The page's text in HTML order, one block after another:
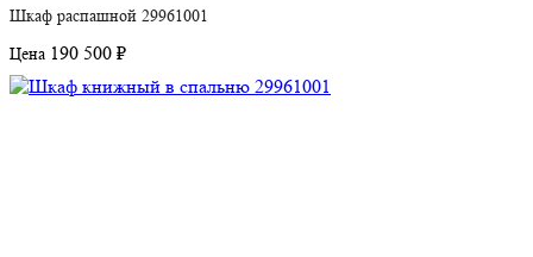
Шкаф распашной 29961001
Цена 190 500 ₽